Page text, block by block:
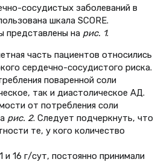
сосудистых заболеваний в
шкала SCORE.
представлены на рис. 1.
часть пациентов относились
сердечно-сосудистого риска.
поваренной соли
так и диастолическое АД.
от потребления соли
рис. 2. Следует подчеркнуть, что
те, у кого количество
и 16 г/сут, постоянно принимали